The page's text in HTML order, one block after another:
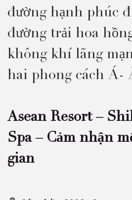
đường hạnh phúc
đường trải hoa
không khí lãng
hai phong cách Á-
Asean Resort –
Spa – Cảm nhận
gian